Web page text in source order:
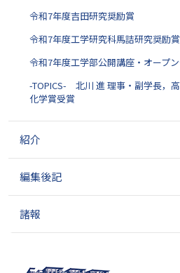
令和7年度吉田研究奨励賞
令和7年度工学研究科馬詰研究奨励賞
令和7年度工学部公開講座・オープ
-TOPICS- 北川 進 理事・副学長，
化学賞受賞
紹介
編集後記
諸報